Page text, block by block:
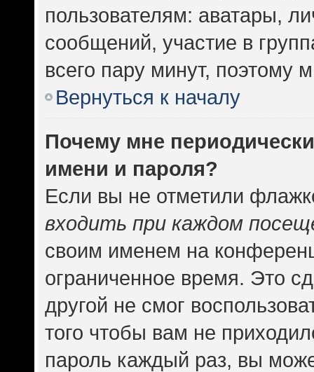
пользователям: аватары,
сообщений, участие в
всего пару минут, поэтому
Вернуться к началу
Почему мне
имени и пароля?
Если вы не отметили
входить при каждом
своим именем на
ограниченное время. Это
другой не смог
того чтобы вам не
пароль каждый раз, вы